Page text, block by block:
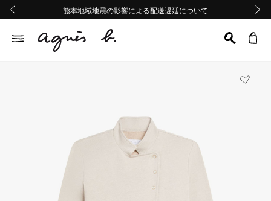
熊本地域地震の影響による配送遅延について
Summer Sale 2buy10%OFF!!
熊本地域地震の影響による配送遅延について
Summer Sale 2buy10%OFF!!